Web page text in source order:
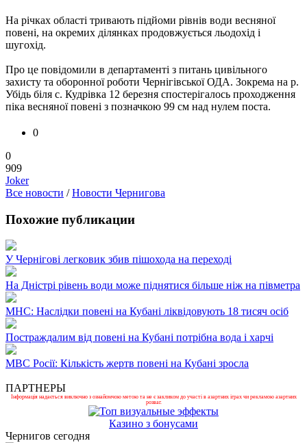
На річках області тривають підйоми рівнів води весняної
повені, на окремих ділянках продовжується льодохід і
шугохід.
Про це повідомили в департаменті з питань цивільного
захисту та оборонної роботи Чернігівської ОДА. Зокрема на р.
Убідь біля с. Кудрівка 12 березня спостерігалось проходження
піка весняної повені з позначкою 99 см над нулем поста.
0
0
909
Joker
Все новости /Новости Чернигова
Похожие публикации
У Чернігові легковик збив пішохода на переході
На Дністрі рівень води може піднятися більше ніж на півметра
МНС: Наслідки повені на Кубані ліквідовують 18 тисяч осіб
Постраждалим від повені на Кубані потрібна вода і харчі
МВС Росії: Кількість жертв повені на Кубані зросла
ПАРТНЕРЫ
Інформація надається виключно з ознайомчою метою та не є закликом до участі в азартних іграх чи рекламою азартних
розваг.
Казино з бонусами
Чернигов сегодня